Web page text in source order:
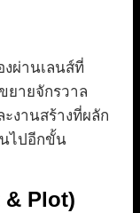
งผ่านเลนส์ที่
ยายจักรวาล
งานสร้างที่ผลัก
ไปอีกขั้น
& Plot)